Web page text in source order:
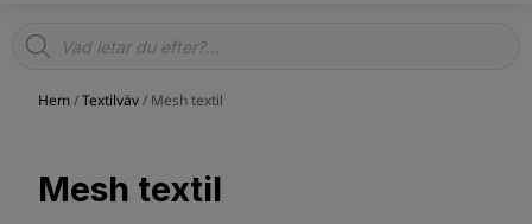
Products
search
Hem/Textilväv/ Mesh textil
Mesh textil